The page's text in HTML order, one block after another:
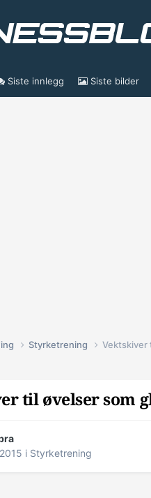
Siste innlegg Siste bilder
Styrketrening Vektskiver
til øvelser som
i Styrketrening